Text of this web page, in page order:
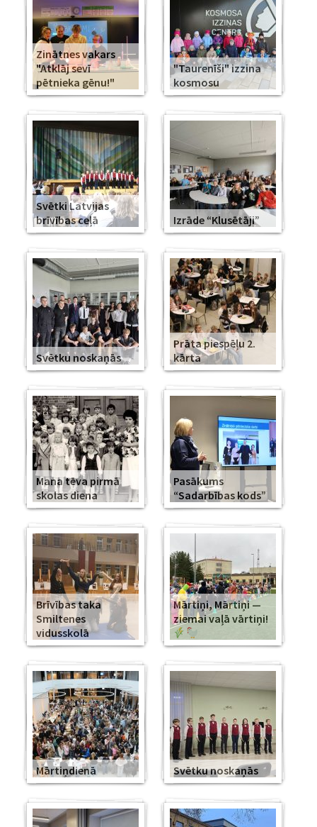
Zinātnes vakars
"Atklāj sevī
pētnieka gēnu!"
"Taurenīši" izzina
kosmosu
Svētki Latvijas
brīvības ceļā
Izrāde “Klusētāji”
Svētku noskaņās
Prāta piespēļu 2.
kārta
Mana tēva pirmā
skolas diena
Pasākums
“Sadarbības kods”
Brīvības taka
Smiltenes
vidusskolā
Mārtiņi, Mārtiņi —
ziemai vaļā vārtiņi!
Mārtiņdienā Svētku noskaņās